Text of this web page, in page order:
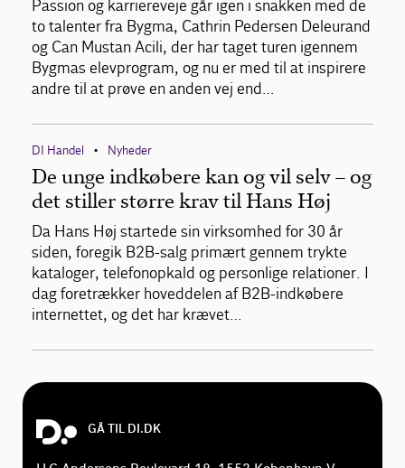
Passion og karriereveje går igen i snakken med de
to talenter fra Bygma, Cathrin Pedersen Deleurand
og Can Mustan Acili, der har taget turen igennem
Bygmas elevprogram, og nu er med til at inspirere
andre til at prøve en anden vej end…
DI Handel • Nyheder
De unge indkøbere kan og vil selv – og
det stiller større krav til Hans Høj
Da Hans Høj startede sin virksomhed for 30 år
siden, foregik B2B-salg primært gennem trykte
kataloger, telefonopkald og personlige relationer. I
dag foretrækker hoveddelen af B2B-indkøbere
internettet, og det har krævet…
GÅ TIL DI.DK